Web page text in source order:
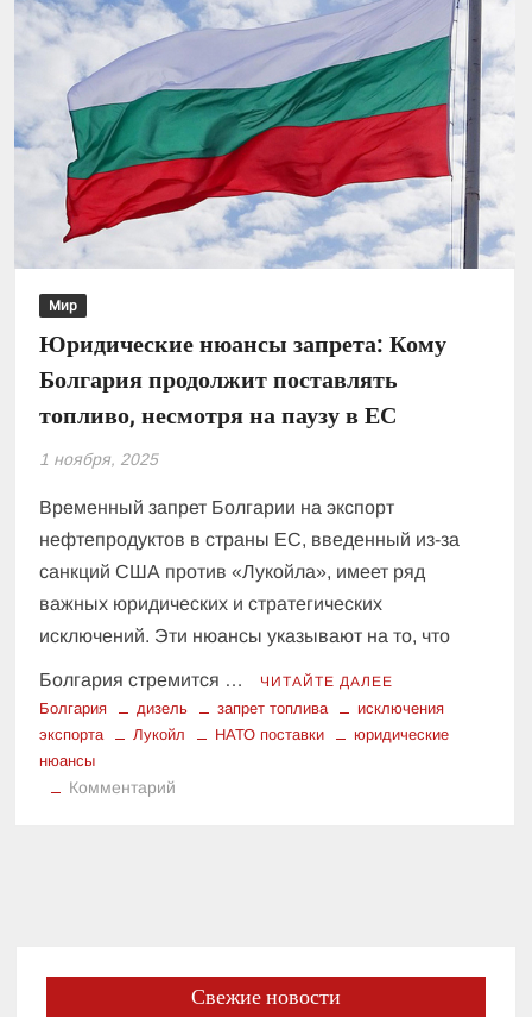
Мир
Юридические нюансы запрета: Кому
Болгария продолжит поставлять
топливо, несмотря на паузу в ЕС
1 ноября, 2025
Временный запрет Болгарии на экспорт
нефтепродуктов в страны ЕС, введенный из-за
санкций США против «Лукойла», имеет ряд
важных юридических и стратегических
исключений. Эти нюансы указывают на то, что
Болгария стремится … ЧИТАЙТЕ ДАЛЕЕ
Болгария дизель запрет топлива
исключения
экспорта
Лукойл НАТО поставки
юридические
нюансы
Комментарий
поставлять
топливо,
Свежие новости